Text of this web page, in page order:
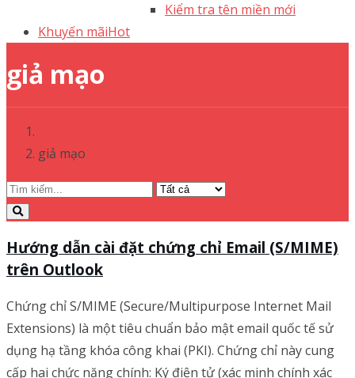
Kiểm tra tên miền mới
Khuyến mãiHot
giả mạo
giả mạo
Hướng dẫn cài đặt chứng chỉ Email (S/MIME)
trên Outlook
Chứng chỉ S/MIME (Secure/Multipurpose Internet Mail
Extensions) là một tiêu chuẩn bảo mật email quốc tế sử
dụng hạ tầng khóa công khai (PKI). Chứng chỉ này cung
cấp hai chức năng chính: Ký điện tử (xác minh chính xác